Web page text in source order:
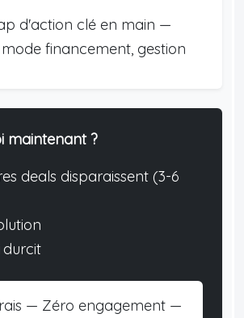
d'action clé en main —
mode financement, gestion
maintenant ?
deals disparaissent (3-6
durcit
— Zéro engagement —